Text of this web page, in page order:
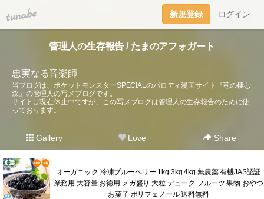
tuna.be 新規登録 ログイン
管理人の生存報告 / たまのアフォガート
忠実なる音楽師
当ブログは、ポケットモンスターSPECIALのパロディ漫画サイト『竜の棲む
森』の管理人の写メブログです。
サイトは現在休止中ですが、この写メブログは管理人の生存報告のために使
っております。
Gallery Love Share
オーガニック 冷凍ブルーベリー 1kg 3kg 4kg 無農薬 有機JAS認証
業務用 大容量 お徳用 メガ盛り 大粒 デューク フルーツ 果物 おやつ
お菓子 ポリフェノール 送料無料